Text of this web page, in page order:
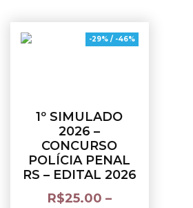
-29% / -46%
1º SIMULADO
2026 –
CONCURSO
POLÍCIA PENAL
RS – EDITAL 2026
R$25.00 –